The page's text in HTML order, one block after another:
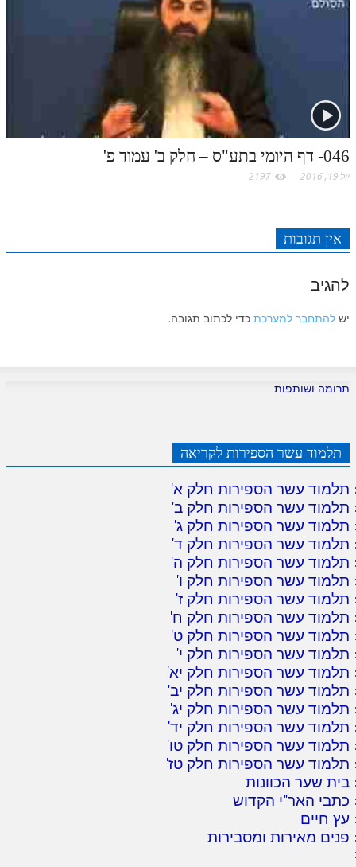
046- דף היומי בתע"ס – חלק ב' עמוד פ'
יול 19, 2016 2197
אין תגובות
להגיב
יש להתחבר למערכת כדי לכתוב תגובה.
תרומה ושותפות
תלמוד עשר הספירות לקריאה
תלמוד עשר הספירות חלק א'
תלמוד עשר הספירות חלק ב'
תלמוד עשר הספירות חלק ג'
תלמוד עשר הספירות חלק ד'
תלמוד עשר הספירות חלק ה'
תלמוד עשר הספירות חלק ו'
תלמוד עשר הספירות חלק ז'
תלמוד עשר הספירות חלק ח'
תלמוד עשר הספירות חלק ט'
תלמוד עשר הספירות חלק י'
תלמוד עשר הספירות חלק יא'
תלמוד עשר הספירות חלק יב'
תלמוד עשר הספירות חלק יג'
תלמוד עשר הספירות חלק יד'
תלמוד עשר הספירות חלק טו'
תלמוד עשר הספירות חלק טז'
בית שער הכוונות
כתבי האר"י הקדוש
עץ חיים
פנים מאירות ומסבירות